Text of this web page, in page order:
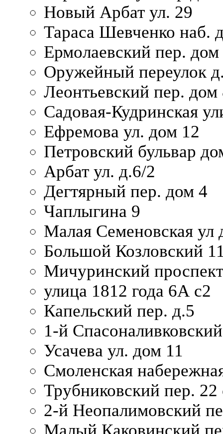
Новый Арбат ул. 29
Тараса Шевченко наб.
Ермолаевский пер. дом
Оружейный переулок
Леонтьевский пер. дом
Садовая-Кудринская
Ефремова ул. дом 12
Петровский бульвар
Арбат ул. д.6/2
Дегтярный пер. дом 4
Чаплыгина 9
Малая Семеновская ул
Большой Козловский
Мичуринский
улица 1812 года 6А с2
Капельский пер. д.5
1-й
Усачева ул. дом 11
Смоленская
Трубниковский пер. 22
2-й Неопалимовский